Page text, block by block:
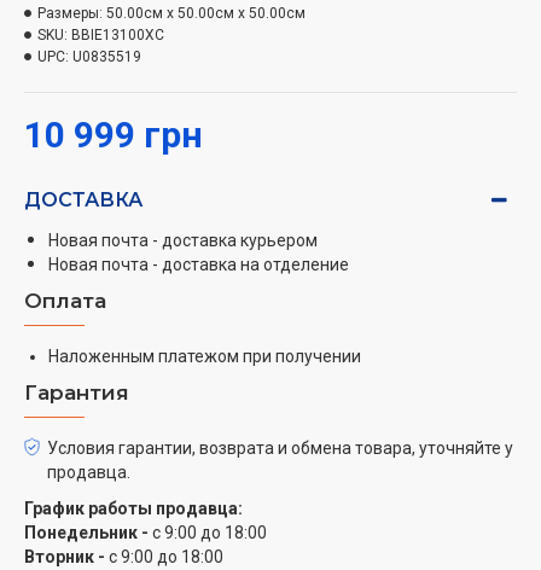
10 999 грн
Размеры: 50.00см x 50.00см x 50.00см
SKU: BBIE13100XC
UPC: U0835519
ДОСТАВКА
Новая почта - доставка курьером
Новая почта - доставка на отделение
Оплата
Наложенным платежом при получении
Гарантия
Условия гарантии, возврата и обмена товара, уточняйте у
продавца.
График работы продавца:
Понедельник - с 9:00 до 18:00
Вторник - с 9:00 до 18:00